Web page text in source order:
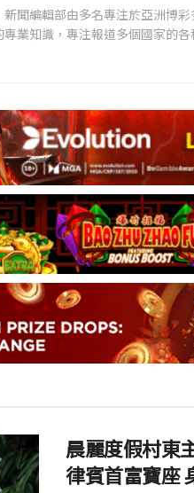
新聞編輯部由多名專注於亞洲博
業知識，專注報道多個國家的各
晨麗度假村東
律賓首富寶座